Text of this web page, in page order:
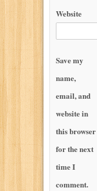
Website
Save my
name,
email, and
website in
this browser
for the next
time I
comment.